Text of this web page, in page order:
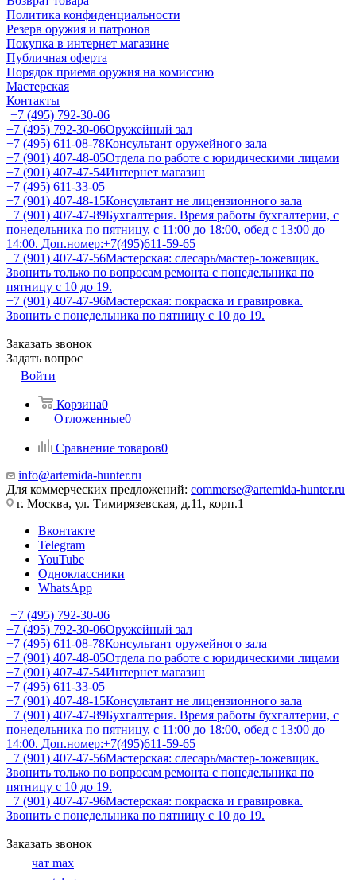
Политика конфиденциальности
Резерв оружия и патронов
Покупка в интернет магазине
Публичная оферта
Порядок приема оружия на комиссию
Мастерская
Контакты
+7 (495) 792-30-06
+7 (495) 792-30-06Оружейный зал
+7 (495) 611-08-78Консультант оружейного зала
+7 (901) 407-48-05Отдела по работе с юридическими лицами
+7 (901) 407-47-54Интернет магазин
+7 (495) 611-33-05
+7 (901) 407-48-15Консультант не лицензионного зала
+7 (901) 407-47-89Бухгалтерия. Время работы бухгалтерии, с
понедельника по пятницу, с 11:00 до 18:00, обед с 13:00 до
14:00. Доп.номер:+7(495)611-59-65
+7 (901) 407-47-56Мастерская: слесарь/мастер-ложевщик.
Звонить только по вопросам ремонта с понедельника по
пятницу с 10 до 19.
+7 (901) 407-47-96Мастерская: покраска и гравировка.
Звонить с понедельника по пятницу с 10 до 19.
Заказать звонок
Задать вопрос
Войти
Корзина0
Отложенные0
Сравнение товаров0
info@artemida-hunter.ru
Для коммерческих предложений: commerse@artemida-hunter.ru
г. Москва, ул. Тимирязевская, д.11, корп.1
Вконтакте
Telegram
YouTube
Одноклассники
WhatsApp
+7 (495) 792-30-06
+7 (495) 792-30-06Оружейный зал
+7 (495) 611-08-78Консультант оружейного зала
+7 (901) 407-48-05Отдела по работе с юридическими лицами
+7 (901) 407-47-54Интернет магазин
+7 (495) 611-33-05
+7 (901) 407-48-15Консультант не лицензионного зала
+7 (901) 407-47-89Бухгалтерия. Время работы бухгалтерии, с
понедельника по пятницу, с 11:00 до 18:00, обед с 13:00 до
14:00. Доп.номер:+7(495)611-59-65
+7 (901) 407-47-56Мастерская: слесарь/мастер-ложевщик.
Звонить только по вопросам ремонта с понедельника по
пятницу с 10 до 19.
+7 (901) 407-47-96Мастерская: покраска и гравировка.
Звонить с понедельника по пятницу с 10 до 19.
Заказать звонок
чат max